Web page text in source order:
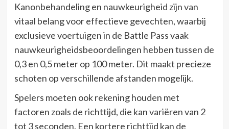
Kanonbehandeling en nauwkeurigheid zijn van
vitaal belang voor effectieve gevechten, waarbij
exclusieve voertuigen in de Battle Pass vaak
nauwkeurigheidsbeoordelingen hebben tussen de
0,3 en 0,5 meter op 100 meter. Dit maakt precieze
schoten op verschillende afstanden mogelijk.
Spelers moeten ook rekening houden met
factoren zoals de richttijd, die kan variëren van 2
tot 3 seconden. Een kortere richttijd kan de